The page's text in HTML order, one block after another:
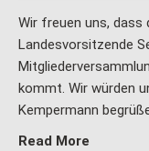
Wir freuen uns, dass
Landesvorsitzende
kommt. Wir würden
Kempermann
Read More